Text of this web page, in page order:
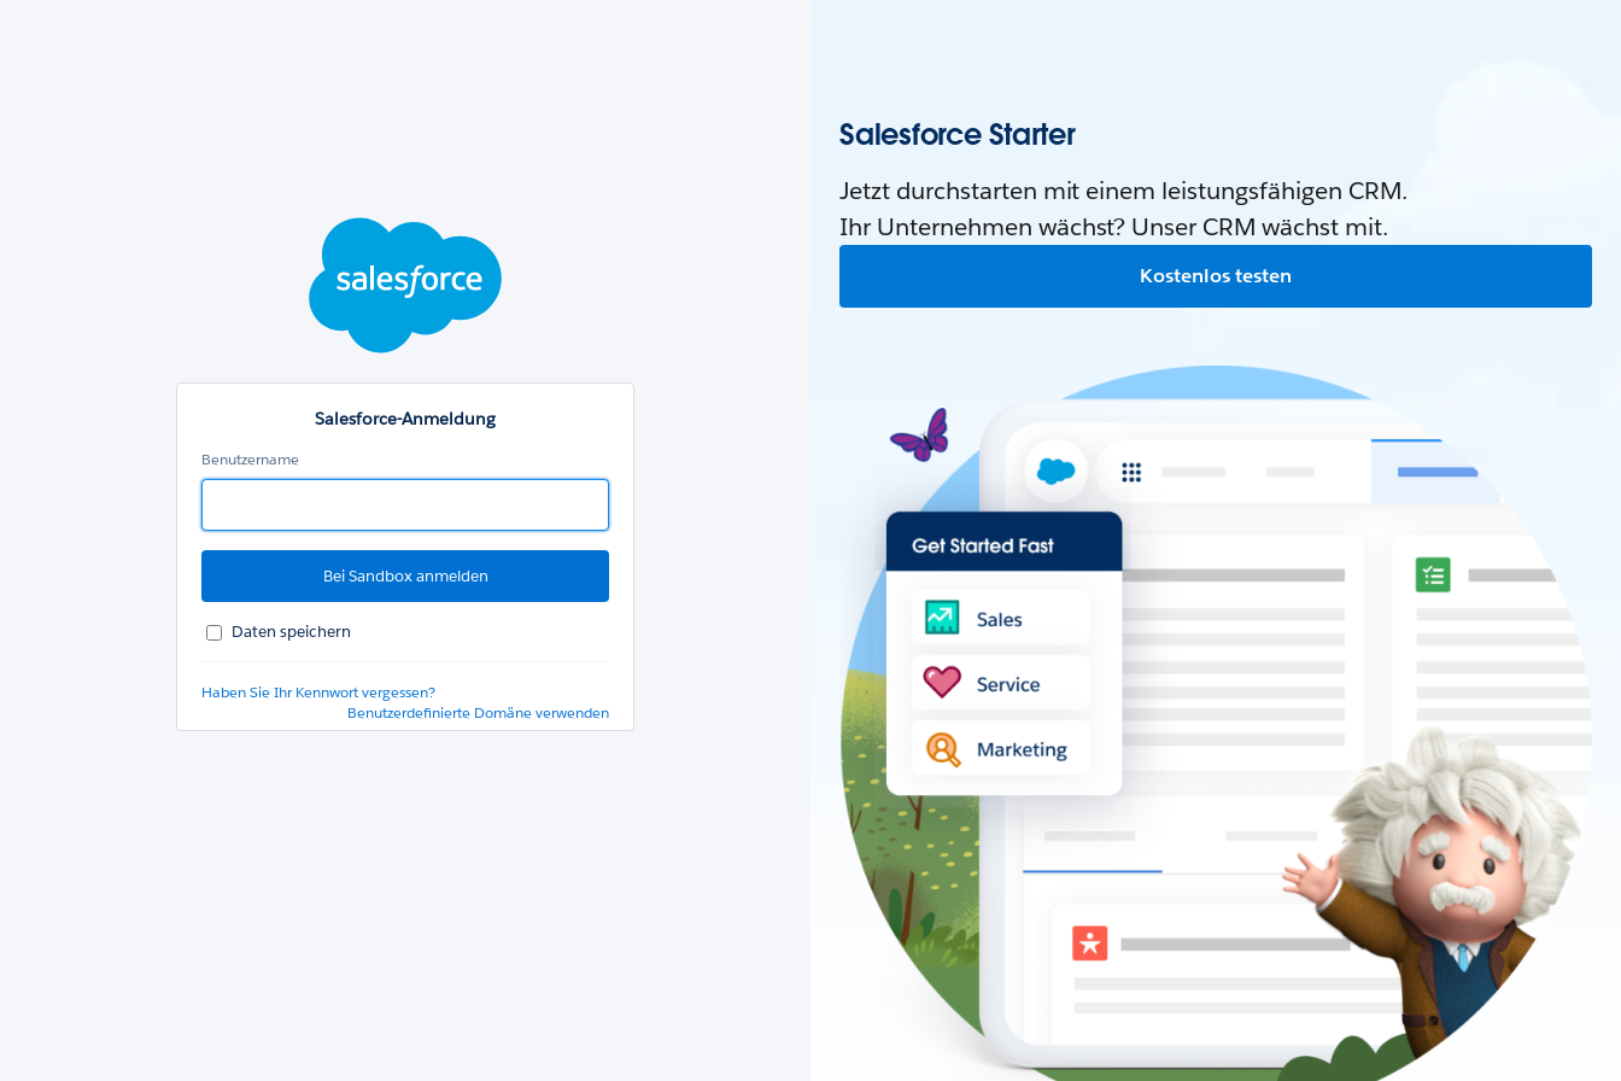
Salesforce-Anmeldung
Benutzername
Daten speichern
Haben Sie Ihr Kennwort vergessen?
Benutzerdefinierte Domäne verwenden